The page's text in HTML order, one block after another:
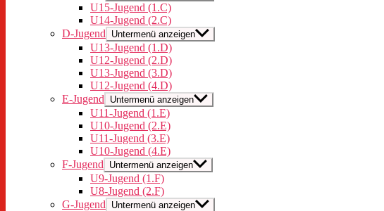
U15-Jugend (1.C)
U14-Jugend (2.C)
D-Jugend
Untermenü anzeigen
U13-Jugend (1.D)
U12-Jugend (2.D)
U13-Jugend (3.D)
U12-Jugend (4.D)
E-Jugend
Untermenü anzeigen
U11-Jugend (1.E)
U10-Jugend (2.E)
U11-Jugend (3.E)
U10-Jugend (4.E)
F-Jugend
Untermenü anzeigen
U9-Jugend (1.F)
U8-Jugend (2.F)
G-Jugend
Untermenü anzeigen